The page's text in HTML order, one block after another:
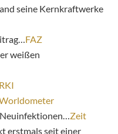
seine Kernkraftwerke
FAZ
weißen
RKI
Zeit
erstmals seit einer